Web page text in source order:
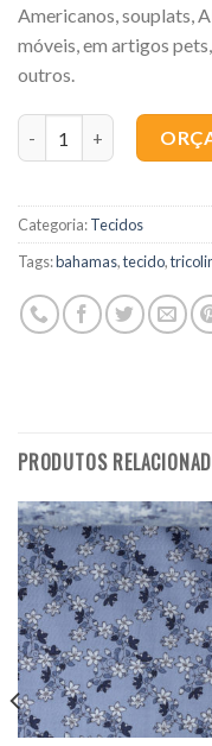
Americanos, souplats,
móveis, em artigos
outros.
Categoria:Tecidos
Tags:bahamas,tecido,
PRODUTOS